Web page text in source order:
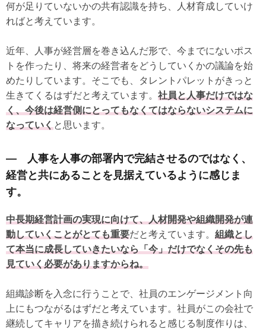
何が足りていないかの共有認識を持ち、人材育成していけ
ればと考えています。
近年、人事が経営層を巻き込んだ形で、今までにないポス
トを作ったり、将来の経営者をどうしていくかの議論を始
めたりしています。そこでも、タレントパレットがきっと
生きてくるはずだと考えています。 社員と人事だけではな
く、今後は経営側にとってもなくてはならないシステムに
なっていくと思います。
― 人事を人事の部署内で完結させるのではなく、
経営と共にあることを見据えているように感じま
す。
中長期経営計画の実現に向けて、人材開発や組織開発が連
動していくことがとても重要だと考えています。 組織とし
て本当に成長していきたいなら「今」だけでなくその先も
見ていく必要がありますからね。
組織診断を入念に行うことで、社員のエンゲージメント向
上にもつながるはずだと考えています。社員がこの会社で
継続してキャリアを描き続けられると感じる制度作りは、